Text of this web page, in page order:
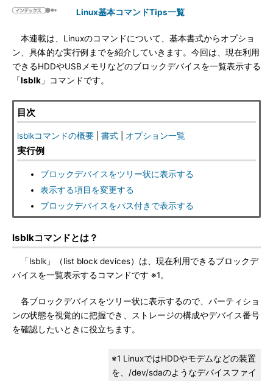
Linux基本コマンドTips一覧
本連載は、Linuxのコマンドについて、基本書式からオプショ
ン、具体的な実行例までを紹介していきます。今回は、現在利用
できるHDDやUSBメモリなどのブロックデバイスを一覧表示する
「lsblk 」コマンドです。
目次
lsblkコマンドの概要 書式 オプション一覧
実行例
ブロックデバイスをツリー状に表示する
表示する項目を変更する
ブロックデバイスをパス付きで表示する
lsblkコマンドとは？
「lsblk」（list block devices）は、現在利用できるブロックデ
バイスを一覧表示するコマンドです ※1。
各ブロックデバイスをツリー状に表示するので、パーティショ
ンの状態を視覚的に把握でき、ストレージの構成やデバイス番号
を確認したいときに役立ちます。
※1 LinuxではHDDやモデムなどの装置
を、/dev/sdaのようなデバイスファイ